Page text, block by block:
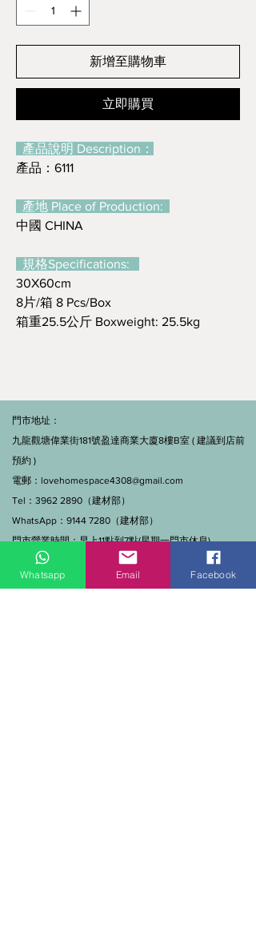
新增至購物車
立即購買
產品說明 Description：
產品：6111
產地 Place of Production:
中國 CHINA
規格Specifications:
30X60cm
8片/箱 8 Pcs/Box
箱重25.5公斤 Boxweight: 25.5kg
門市地址：
九龍觀塘偉業街181號盈達商業大廈8樓B室 ( 建議到店前
預約 )
電郵： lovehomespace4308@gmail.com
Tel：3962 2890（建材部）
WhatsApp：9144 7280（建材部）
門市營業時間：早上11點到7點(星期一門市休息)
線上及電話查詢：9:00-18:00（假日照常）。
Whatsapp Email Facebook